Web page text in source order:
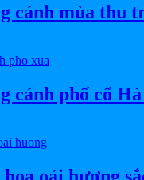
cảnh mùa thu
cảnh phố cổ
oải hương